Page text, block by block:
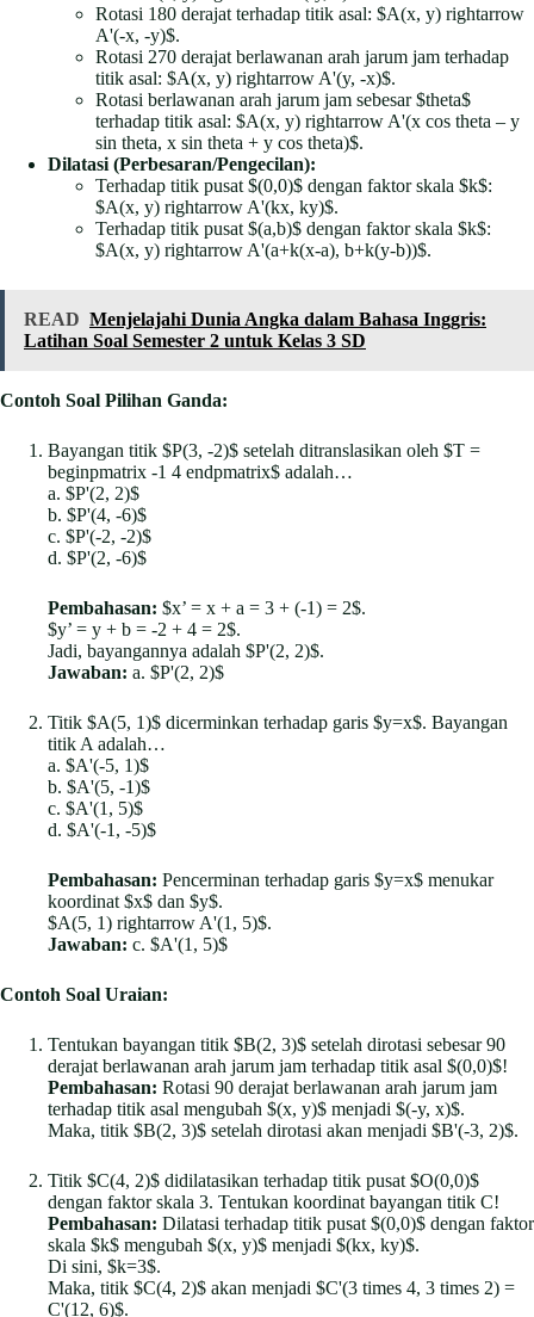
Rotasi 180 derajat terhadap titik asal: $A(x, y) rightarrow
A'(-x, -y)$.
Rotasi 270 derajat berlawanan arah jarum jam terhadap
titik asal: $A(x, y) rightarrow A'(y, -x)$.
Rotasi berlawanan arah jarum jam sebesar $theta$
terhadap titik asal: $A(x, y) rightarrow A'(x cos theta – y
sin theta, x sin theta + y cos theta)$.
Dilatasi (Perbesaran/Pengecilan):
Terhadap titik pusat $(0,0)$ dengan faktor skala $k$:
$A(x, y) rightarrow A'(kx, ky)$.
Terhadap titik pusat $(a,b)$ dengan faktor skala $k$:
$A(x, y) rightarrow A'(a+k(x-a), b+k(y-b))$.
READ Menjelajahi Dunia Angka dalam Bahasa Inggris:
Latihan Soal Semester 2 untuk Kelas 3 SD
Contoh Soal Pilihan Ganda:
Bayangan titik $P(3, -2)$ setelah ditranslasikan oleh $T =
beginpmatrix -1 4 endpmatrix$ adalah…
a. $P'(2, 2)$
b. $P'(4, -6)$
c. $P'(-2, -2)$
d. $P'(2, -6)$
Pembahasan: $x’ = x + a = 3 + (-1) = 2$.
$y’ = y + b = -2 + 4 = 2$.
Jadi, bayangannya adalah $P'(2, 2)$.
Jawaban: a. $P'(2, 2)$
Titik $A(5, 1)$ dicerminkan terhadap garis $y=x$. Bayangan
titik A adalah…
a. $A'(-5, 1)$
b. $A'(5, -1)$
c. $A'(1, 5)$
d. $A'(-1, -5)$
Pembahasan: Pencerminan terhadap garis $y=x$ menukar
koordinat $x$ dan $y$.
$A(5, 1) rightarrow A'(1, 5)$.
Jawaban: c. $A'(1, 5)$
Contoh Soal Uraian:
Tentukan bayangan titik $B(2, 3)$ setelah dirotasi sebesar 90
derajat berlawanan arah jarum jam terhadap titik asal $(0,0)$!
Pembahasan: Rotasi 90 derajat berlawanan arah jarum jam
terhadap titik asal mengubah $(x, y)$ menjadi $(-y, x)$.
Maka, titik $B(2, 3)$ setelah dirotasi akan menjadi $B'(-3, 2)$.
Titik $C(4, 2)$ didilatasikan terhadap titik pusat $O(0,0)$
dengan faktor skala 3. Tentukan koordinat bayangan titik C!
Pembahasan: Dilatasi terhadap titik pusat $(0,0)$ dengan faktor
skala $k$ mengubah $(x, y)$ menjadi $(kx, ky)$.
Di sini, $k=3$.
Maka, titik $C(4, 2)$ akan menjadi $C'(3 times 4, 3 times 2) =
C'(12, 6)$.